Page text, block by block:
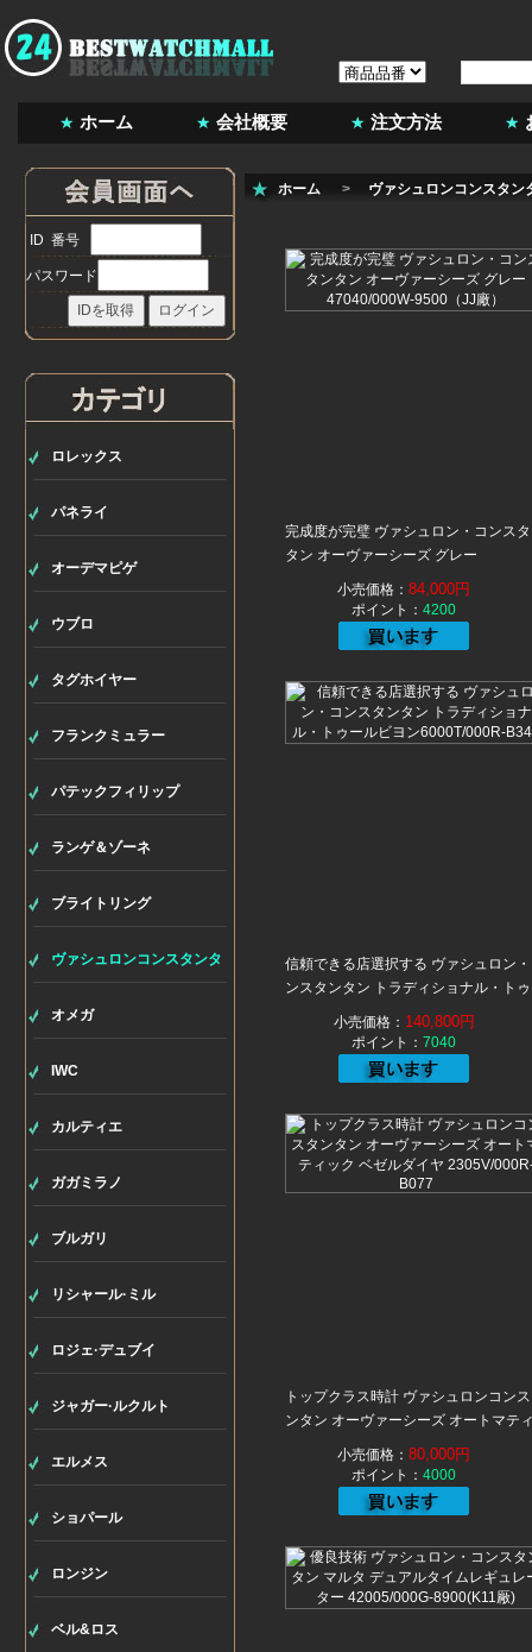
ホーム 会社概要 注文方法
ID 番号
パスワード
ロレックス
パネライ
オーデマピゲ
ウブロ
タグホイヤー
フランクミュラー
パテックフィリップ
ランゲ＆ゾーネ
ブライトリング
ヴァシュロンコンスタンタ
ン
オメガ
IWC
カルティエ
ガガミラノ
ブルガリ
リシャール·ミル
ロジェ·デュブイ
ジャガー·ルクルト
エルメス
ショパール
ロンジン
ベル&ロス
ホーム > ヴァシュロンコンスタン
完成度が完璧 ヴァシュロン・コンス
タン オーヴァーシーズ グレー
47040/000W-9500（JJ廠）
小売価格： 84,000円
ポイント： 4200
信頼できる店選択する ヴァシュロン
ンスタンタン トラディショナル・ト
ルビヨン6000T/000R-B346
小売価格： 140,800円
ポイント： 7040
トップクラス時計 ヴァシュロンコン
ンタン オーヴァーシーズ オートマテ
ック ベゼルダイヤ 2305V/000R-B077
小売価格： 80,000円
ポイント： 4000